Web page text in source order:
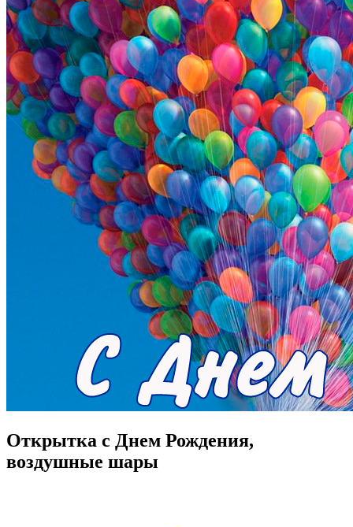
Открытка с Днем Рождения,
воздушные шары